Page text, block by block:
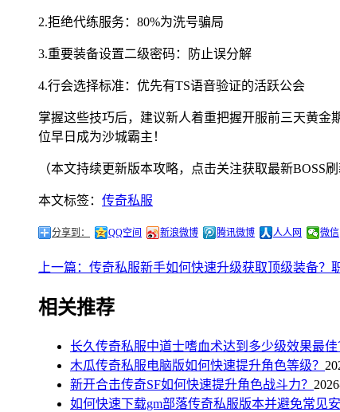
2.拒绝代练服务：80%为洗号骗局
3.重要装备设置二级密码：防止误分解
4.行会选择标准：优先有TS语音验证的活跃公会
掌握这些技巧后，建议新人着重把握开服前三天黄
位早日成为沙城霸主！
（本文持续更新版本攻略，点击关注获取最新BOSS
本文标签： 传奇私服
分享到： QQ空间 新浪微博 腾讯微博 人人网 微信
上一篇：传奇私服新手如何快速升级获取顶级装备？
相关推荐
长久传奇私服中道士嗜血术达到多少级效果最佳
木瓜传奇私服电脑版如何快速提升角色等级？
新开合击传奇SF如何快速提升角色战斗力？
如何快速下载gm部落传奇私服版本并避免常见安